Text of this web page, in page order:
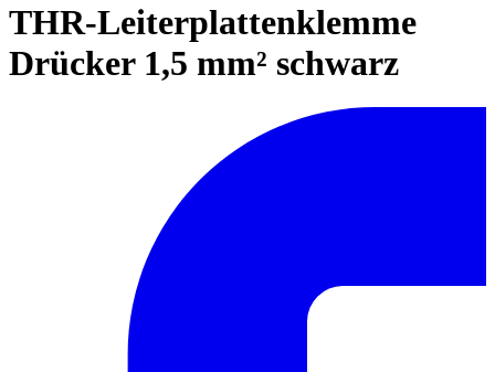
THR-Leiterplattenklemme
Drücker 1,5 mm² schwarz